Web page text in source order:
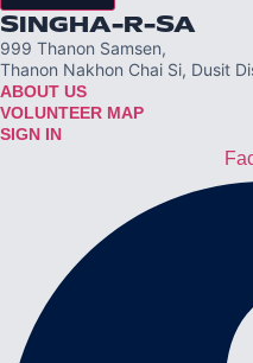
SINGHA-R-SA
999 Thanon Samsen,
Thanon Nakhon Chai Si, Dusit
ABOUT US
VOLUNTEER MAP
SIGN IN